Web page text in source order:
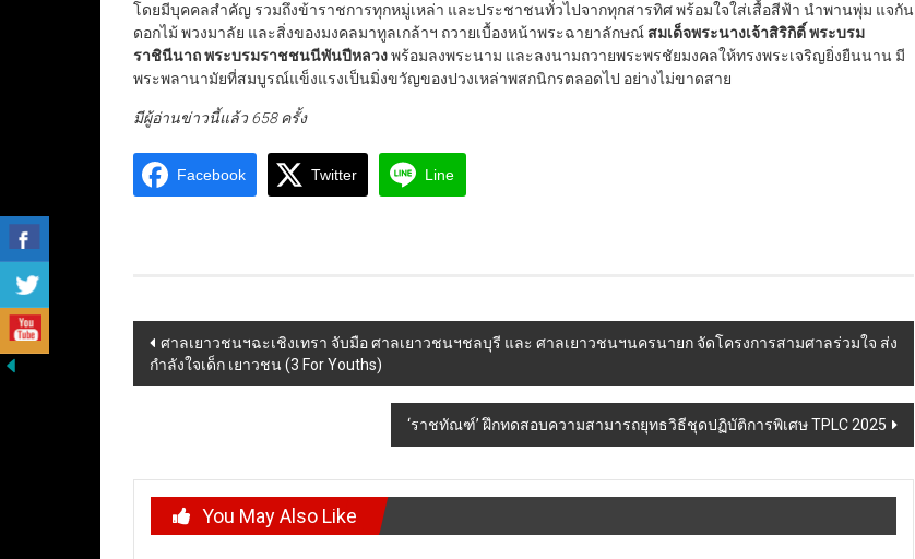
โดยมีบุคคลสำคัญ รวมถึงข้าราชการทุกหมู่เหล่า และประชาชนทั่วไปจากทุกสารทิศ พร้อมใจใส่เสื้อสีฟ้า นำพานพุ่ม แจกัน
ดอกไม้ พวงมาลัย และสิ่งของมงคลมาทูลเกล้าฯ ถวายเบื้องหน้าพระฉายาลักษณ์ สมเด็จพระนางเจ้าสิริกิติ์ พระบรม
ราชินีนาถ พระบรมราชชนนีพันปีหลวงพร้อมลงพระนาม และลงนามถวายพระพรชัยมงคลให้ทรงพระเจริญยิ่งยืนนาน มี
พระพลานามัยที่สมบูรณ์แข็งแรงเป็นมิ่งขวัญของปวงเหล่าพสกนิกรตลอดไป อย่างไม่ขาดสาย
มีผู้อ่านข่าวนี้แล้ว 658 ครั้ง
Facebook Twitter Line
Post
navigation
ศาลเยาวชนฯฉะเชิงเทรา จับมือ ศาลเยาวชนฯชลบุรี และ ศาลเยาวชนฯนครนายก จัดโครงการสามศาลร่วมใจ ส่ง
กำลังใจเด็ก เยาวชน (3 For Youths)
‘ราชทัณฑ์’ ฝึกทดสอบความสามารถยุทธวิธีชุดปฏิบัติการพิเศษ TPLC 2025
You May Also Like